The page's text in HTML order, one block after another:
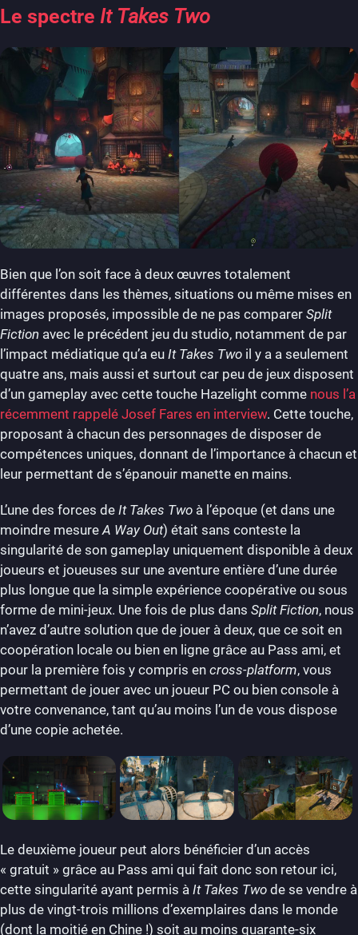
Le spectre It Takes Two
Bien que l’on soit face à deux œuvres totalement
différentes dans les thèmes, situations ou même mises en
images proposés, impossible de ne pas comparer Split
Fiction avec le précédent jeu du studio, notamment de par
l’impact médiatique qu’a eu It Takes Two il y a a seulement
quatre ans, mais aussi et surtout car peu de jeux disposent
d’un gameplay avec cette touche Hazelight comme nous l’a
récemment rappelé Josef Fares en interview. Cette touche,
proposant à chacun des personnages de disposer de
compétences uniques, donnant de l’importance à chacun et
leur permettant de s’épanouir manette en mains.
L’une des forces de It Takes Two à l’époque (et dans une
moindre mesure A Way Out) était sans conteste la
singularité de son gameplay uniquement disponible à deux
joueurs et joueuses sur une aventure entière d’une durée
plus longue que la simple expérience coopérative ou sous
forme de mini-jeux. Une fois de plus dans Split Fiction, nous
n’avez d’autre solution que de jouer à deux, que ce soit en
coopération locale ou bien en ligne grâce au Pass ami, et
pour la première fois y compris en cross-platform, vous
permettant de jouer avec un joueur PC ou bien console à
votre convenance, tant qu’au moins l’un de vous dispose
d’une copie achetée.
Le deuxième joueur peut alors bénéficier d’un accès
« gratuit » grâce au Pass ami qui fait donc son retour ici,
cette singularité ayant permis à It Takes Two de se vendre à
plus de vingt-trois millions d’exemplaires dans le monde
(dont la moitié en Chine !) soit au moins quarante-six